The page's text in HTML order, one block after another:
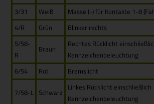
3/31
Weiß
Masse (-) für Kontakte 1-8
4/R
Grün
Blinker rechts
5/58-
R
Braun
Rechtes Rücklicht
Kennzeichenbeleuchtung
6/54
Rot Bremslicht
7/58-L Schwarz
Linkes Rücklicht einschließlich
Kennzeichenbeleuchtung